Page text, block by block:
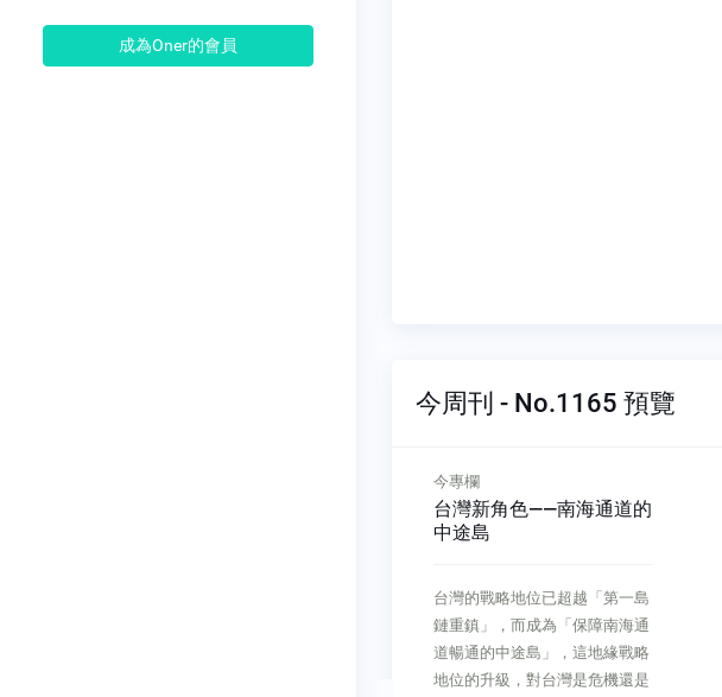
成為Oner的會員
今周刊 - No.1165 預覽
今專欄
台灣新角色——南海通道的
中途島
台灣的戰略地位已超越「第一島
鏈重鎮」，而成為「保障南海通
道暢通的中途島」，這地緣戰略
地位的升級，對台灣是危機還是